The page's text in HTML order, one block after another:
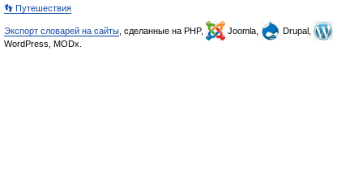
👣 Путешествия
Экспорт словарей на сайты , сделанные на PHP, Joomla,
Drupal,
WordPress, MODx.